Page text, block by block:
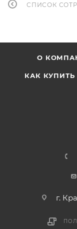
СПИСОК
О
КАК КУПИТЬ
г.